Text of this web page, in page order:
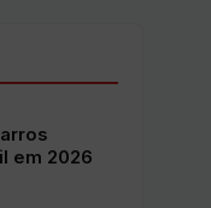
em 2026